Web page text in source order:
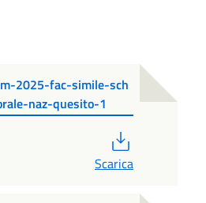
2025-fac-simile-sch
naz-quesito-1
Scarica